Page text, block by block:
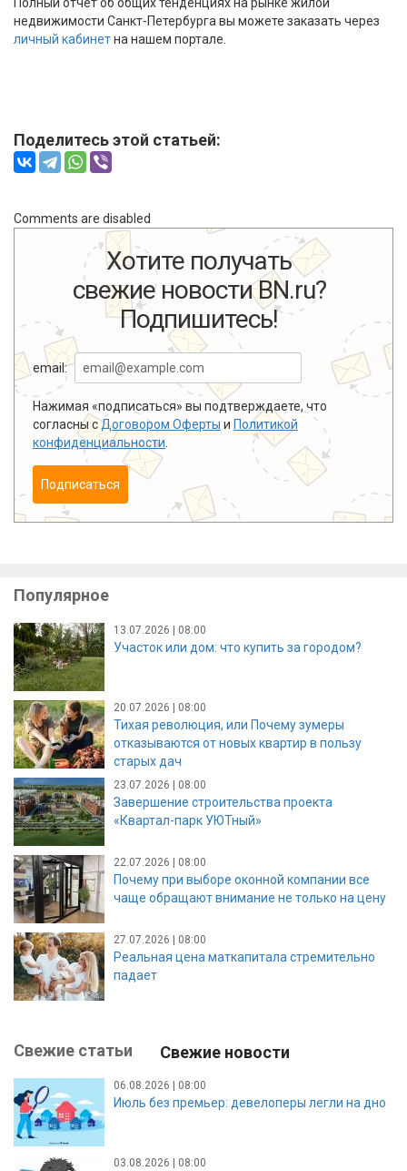
недвижимости Санкт-Петербурга вы можете заказать через
личный кабинетна нашем портале.
Поделитесь этой статьей:
Comments are disabled
Хотите получать
свежие новости BN.ru?
Подпишитесь!
email:
Нажимая «подписаться» вы подтверждаете, что
согласны сДоговором Оферты и Политикой
конфиденциальности
Подписаться
Популярное
13.07.2026 | 08:00
Участок или дом: что купить за городом?
20.07.2026 | 08:00
Тихая революция, или Почему зумеры
отказываются от новых квартир в пользу
старых дач
23.07.2026 | 08:00
Завершение строительства проекта
«Квартал-парк УЮТный»
22.07.2026 | 08:00
Почему при выборе оконной компании все
чаще обращают внимание не только на цену
27.07.2026 | 08:00
Реальная цена маткапитала стремительно
падает
Свежие статьи Свежие новости
06.08.2026 | 08:00
Июль без премьер: девелоперы легли на дно
03.08.2026 | 08:00